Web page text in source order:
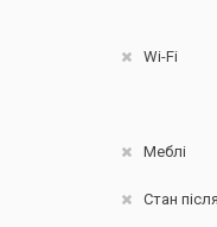
Wi-Fi
Меблі
Стан